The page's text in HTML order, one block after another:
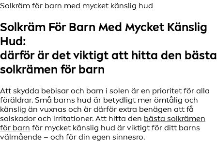
Solkräm för barn med mycket känslig hud
Solkräm För Barn Med Mycket Känslig
Hud:
därför är det viktigt att hitta den bästa
solkrämen för barn
Att skydda bebisar och barn i solen är en prioritet för alla
föräldrar. Små barns hud är betydligt mer ömtålig och
känslig än vuxnas och är därför extra benägen att få
solskador och irritationer. Att hitta den bästa solkrämen
för barn för mycket känslig hud är viktigt för ditt barns
välmående – och för din egen sinnesro.